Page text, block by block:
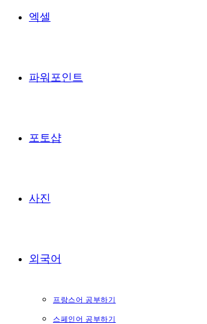
엑셀
파워포인트
포토샵
사진
외국어
프랑스어 공부하기
스페인어 공부하기